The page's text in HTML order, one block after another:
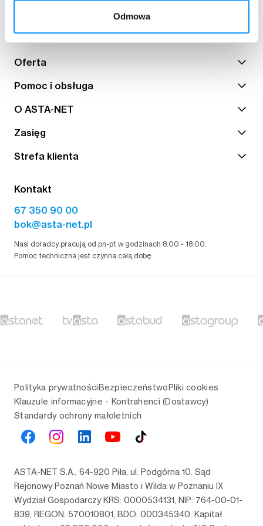
Odmowa
Oferta
Pomoc i obsługa
O ASTA-NET
Zasięg
Strefa klienta
Kontakt
67 350 90 00
bok@asta-net.pl
Nasi doradcy pracują od pn-pt w godzinach 8:00 - 18:00.
Pomoc techniczna jest czynna całą dobę.
Polityka prywatnościBezpieczeństwoPliki cookies
Klauzule informacyjne - Kontrahenci (Dostawcy)
Standardy ochrony małoletnich
ASTA-NET S.A., 64-920 Piła, ul. Podgórna 10. Sąd
Rejonowy Poznań Nowe Miasto i Wilda w Poznaniu IX
Wydział Gospodarczy KRS: 0000534131, NIP: 764-00-01-
839, REGON: 570010801, BDO: 000345340. Kapitał